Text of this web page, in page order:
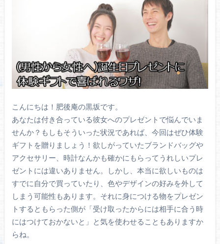
こんにちは！肥後庵の黒坂です。
あなたは付き合っている彼女へのプレゼントで悩んでいま
せんか？もしもそういった状況であれば、今回はぜひ体験
ギフトを贈りましょう！欲しがっていたブランドバッグや
アクセサリー、時計なんかも確かにもらってうれしいプレ
ゼントには違いありません。しかし、本当に欲しいものは
すでに自分で買っていたり、色やデザインの好みを外して
しまう可能性もあります。それに身につける物をプレゼン
トするともらった側が「受け取ったからには相手に合う時
にはつけておかないと」と気を使わせることもありますか
らね。